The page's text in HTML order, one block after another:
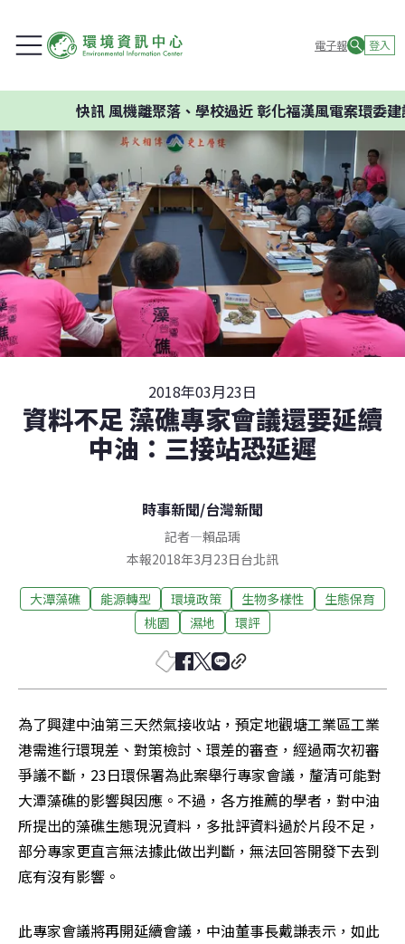
電子報 登入
風機離聚落、學校過近 彰化福漢風電案環委建議不
2018年03月23日
資料不足 藻礁專家會議還要延續
中油：三接站恐延遲
時事新聞/台灣新聞
記者—賴品瑀
本報2018年3月23日台北訊
大潭藻礁 能源轉型 環境政策 生物多樣性
生態保育
桃園
濕地 環評
為了興建中油第三天然氣接收站，預定地觀塘工業區工業
港需進行環現差、對策檢討、環差的審查，經過兩次初審
爭議不斷，23日環保署為此案舉行專家會議，釐清可能對
大潭藻礁的影響與因應。不過，各方推薦的學者，對中油
所提出的藻礁生態現況資料，多批評資料過於片段不足，
部分專家更直言無法據此做出判斷，無法回答開發下去到
底有沒有影響。
此專家會議將再開延續會議，中油董事長戴謙表示，如此